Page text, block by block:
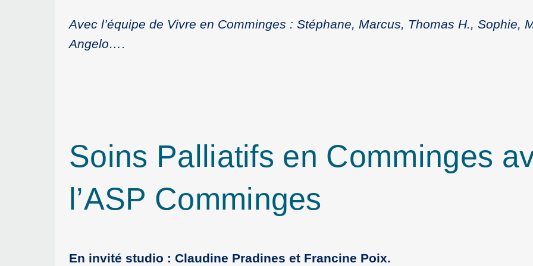
Avec l’équipe de Vivre en Comminges : Stéphane, Marcus, Thomas H., Sophie,
Angelo… .
Soins Palliatifs en Comminges
l’ASP Comminges
En invité studio : Claudine Pradines et Francine Poix.